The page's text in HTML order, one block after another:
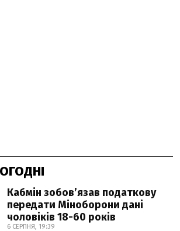
Кабмін зобовʼязав податкову
передати Міноборони дані
чоловіків 18-60 років
6 СЕРПНЯ, 19:39